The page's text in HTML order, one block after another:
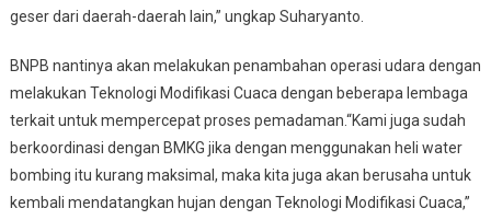
geser dari daerah-daerah lain,” ungkap Suharyanto.
BNPB nantinya akan melakukan penambahan operasi udara dengan
melakukan Teknologi Modifikasi Cuaca dengan beberapa lembaga
terkait untuk mempercepat proses pemadaman.“Kami juga sudah
berkoordinasi dengan BMKG jika dengan menggunakan heli water
bombing itu kurang maksimal, maka kita juga akan berusaha untuk
kembali mendatangkan hujan dengan Teknologi Modifikasi Cuaca,”